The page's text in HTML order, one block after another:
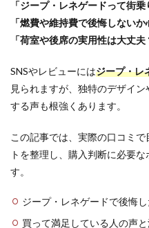
「ジープ・レネゲードって街
「燃費や維持費で後悔しないか
「荷室や後席の実用性は大丈夫
SNSやレビューにはジープ・レ
見られますが、独特のデザイ
する声も根強くあります。
この記事では、実際の口コミ
トを整理し、購入判断に必要
す。
ジープ・レネゲードで後悔
買って満足している人の声